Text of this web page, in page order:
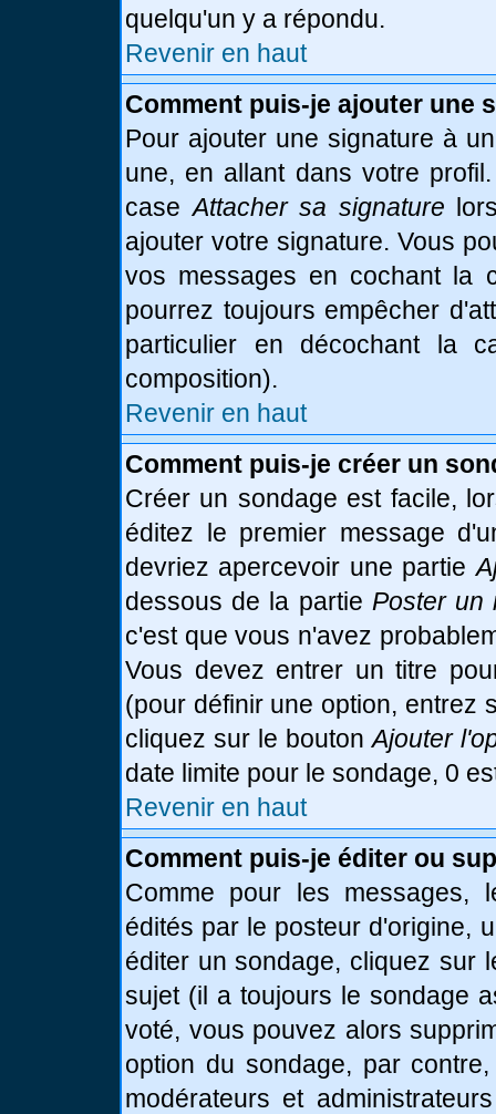
quelqu'un y a répondu.
Revenir en haut
Comment puis-je ajouter une
Pour ajouter une signature à
une, en allant dans votre
caseAttacher sa signature
ajouter votre signature. Vous
vos messages en cochant la
pourrez toujours empêcher
particulier en décochant la
composition).
Revenir en haut
Comment puis-je créer un
Créer un sondage est facile,
éditez le premier message
devriez apercevoir une partie
dessous de la partie Poster un
c'est que vous n'avez
Vous devez entrer un titre
(pour définir une option, entrez
cliquez sur le boutonAjouter
date limite pour le sondage, 0
Revenir en haut
Comment puis-je éditer ou
Comme pour les messages,
édités par le posteur d'origine,
éditer un sondage, cliquez sur
sujet (il a toujours le sondage
voté, vous pouvez alors
option du sondage, par
modérateurs et